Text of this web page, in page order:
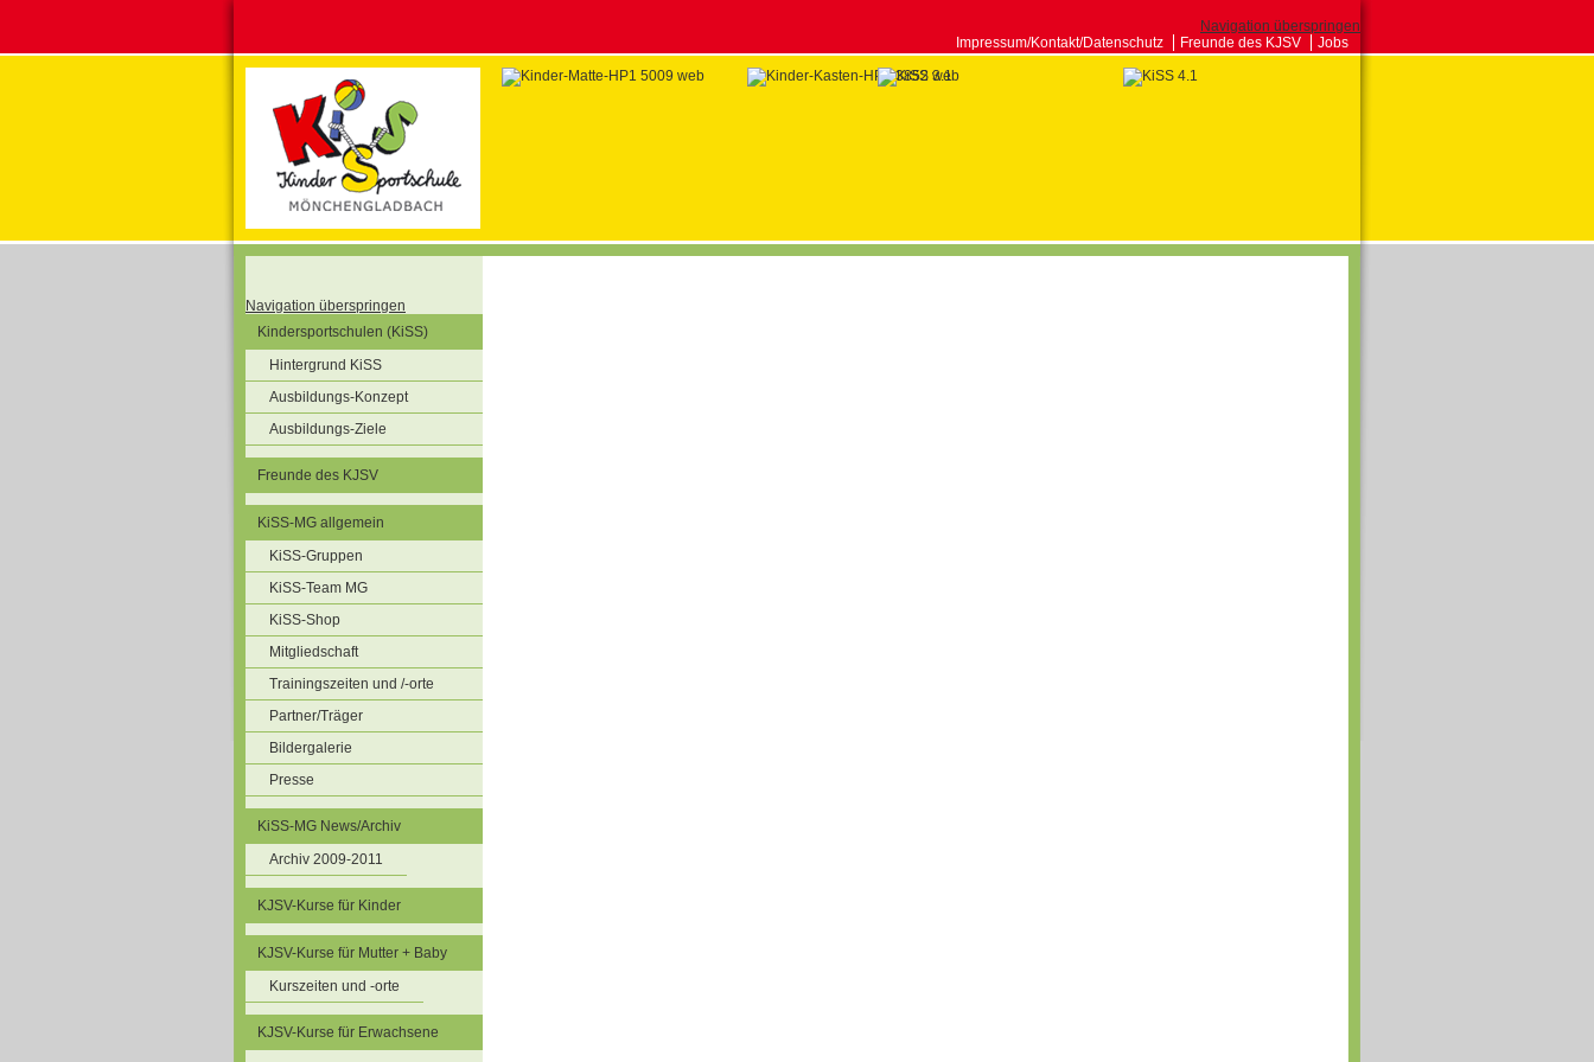
Navigation überspringen
Impressum/Kontakt/Datenschutz
Freunde des KJSV Jobs
Navigation überspringen
Kindersportschulen (KiSS)
Hintergrund KiSS
Ausbildungs-Konzept
Ausbildungs-Ziele
Freunde des KJSV
KiSS-MG allgemein
KiSS-Gruppen
KiSS-Team MG
KiSS-Shop
Mitgliedschaft
Trainingszeiten und /-orte
Partner/Träger
Bildergalerie
Presse
KiSS-MG News/Archiv
Archiv 2009-2011
KJSV-Kurse für Kinder
KJSV-Kurse für Mutter + Baby
Kurszeiten und -orte
KJSV-Kurse für Erwachsene